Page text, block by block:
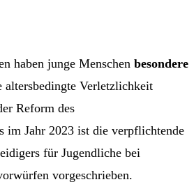
haben junge Menschen besondere
altersbedingte Verletzlichkeit
Reform des
im Jahr 2023 ist die verpflichtende
für Jugendliche bei
vorgeschrieben.